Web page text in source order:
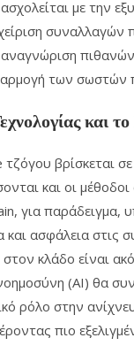
με την
συναλλαγών
αναγνώριση
των σωστών
και
βρίσκεται σε
και οι
για παράδειγμα,
και ασφάλεια στις
στον κλάδο είναι
(AI) θα
ρόλο στην
πιο